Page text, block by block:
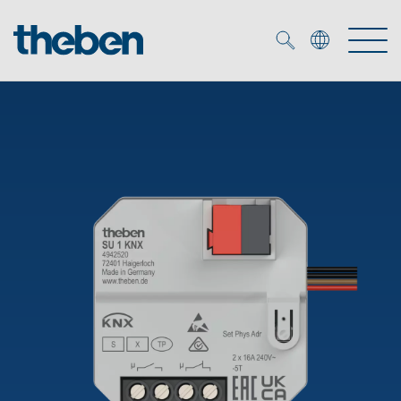
Smart Home
Rilevatori di presenza/movimento
Fari a LED
Soluzione OEM
Soluzioni OEM
Esperti OEM
Controllo dell'illuminazione DALI-2
Emettitore LED (inglese)
Mediateca